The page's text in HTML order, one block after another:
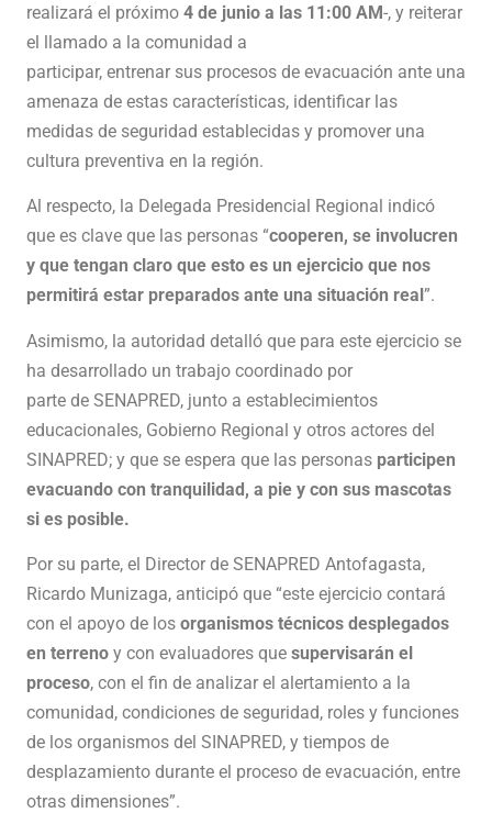
realizará el próximo 4 de junio a las 11:00 AM-, y reiterar
el llamado a la comunidad a
participar, entrenar sus procesos de evacuación ante una
amenaza de estas características, identificar las
medidas de seguridad establecidas y promover una
cultura preventiva en la región.
Al respecto, la Delegada Presidencial Regional indicó
que es clave que las personas “cooperen, se involucren
y que tengan claro que esto es un ejercicio que nos
permitirá estar preparados ante una situación real ”.
Asimismo, la autoridad detalló que para este ejercicio se
ha desarrollado un trabajo coordinado por
parte de SENAPRED, junto a establecimientos
educacionales, Gobierno Regional y otros actores del
SINAPRED; y que se espera que las personas participen
evacuando con tranquilidad, a pie y con sus mascotas
si es posible.
Por su parte, el Director de SENAPRED Antofagasta,
Ricardo Munizaga, anticipó que “este ejercicio contará
con el apoyo de los organismos técnicos desplegados
en terreno y con evaluadores que supervisarán el
proceso, con el fin de analizar el alertamiento a la
comunidad, condiciones de seguridad, roles y funciones
de los organismos del SINAPRED, y tiempos de
desplazamiento durante el proceso de evacuación, entre
otras dimensiones”.